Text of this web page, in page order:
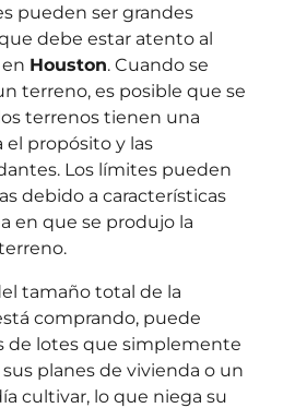
pueden ser grandes
debe estar atento al
Houston. Cuando se
terreno, es posible que se
terrenos tienen una
el propósito y las
Los límites pueden
debido a características
en que se produjo la
tamaño total de la
comprando, puede
de lotes que simplemente
planes de vivienda o un
cultivar, lo que niega su